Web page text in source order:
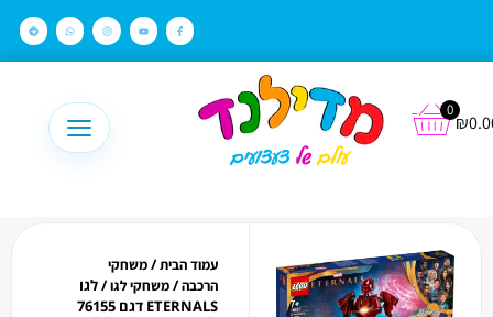
₪
0
עמוד הבית/משחקי
הרכבה/משחקי לגו/ לגו
ETERNALS דגם 76155